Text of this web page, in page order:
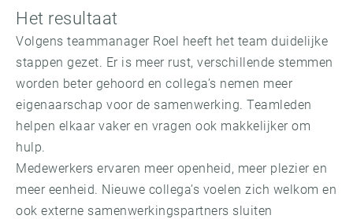
Het resultaat
Volgens teammanager Roel heeft het team duidelijke
stappen gezet. Er is meer rust, verschillende stemmen
worden beter gehoord en collega’s nemen meer
eigenaarschap voor de samenwerking. Teamleden
helpen elkaar vaker en vragen ook makkelijker om
hulp.
Medewerkers ervaren meer openheid, meer plezier en
meer eenheid. Nieuwe collega’s voelen zich welkom en
ook externe samenwerkingspartners sluiten